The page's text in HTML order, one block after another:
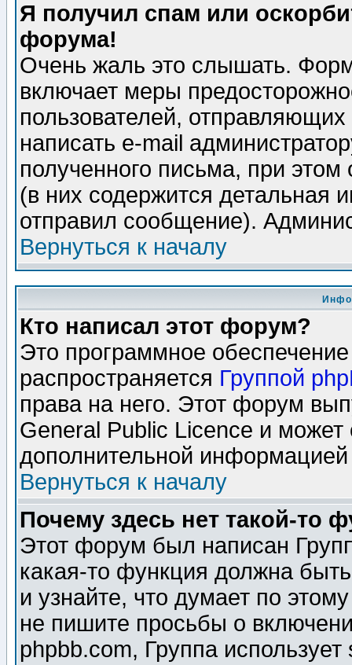
Я получил спам или
форума!
Очень жаль это слышать.
включает меры
пользователей,
написать e-mail
полученного письма, при этом
(в них содержится детальная
отправил сообщение).
Вернуться к началу
Кто написал этот форум?
Это программное
распространяется Группой
права на него. Этот форум
General Public Licence и может
дополнительной
Вернуться к началу
Почему здесь нет такой-то
Этот форум был написан
какая-то функция должна
и узнайте, что думает по
не пишите просьбы о
phpbb.com, Группа